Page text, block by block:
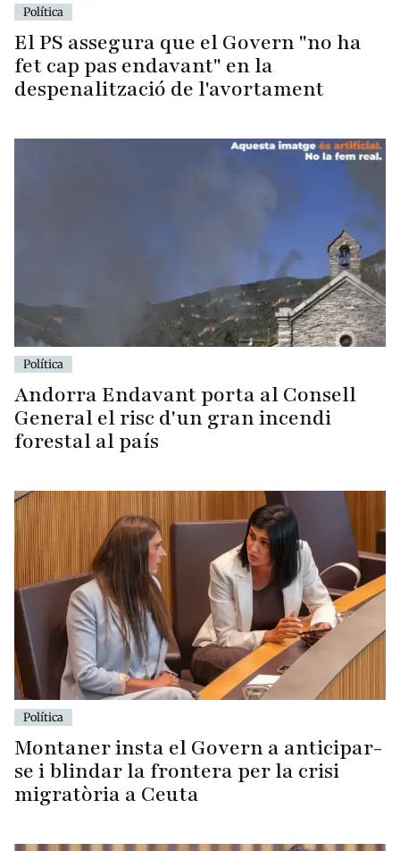
Política
El PS assegura que el Govern "no ha
fet cap pas endavant" en la
despenalització de l'avortament
Política
Andorra Endavant porta al Consell
General el risc d'un gran incendi
forestal al país
Política
Montaner insta el Govern a anticipar-
se i blindar la frontera per la crisi
migratòria a Ceuta